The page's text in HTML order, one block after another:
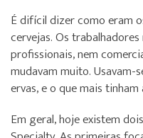
É difícil dizer como eram
cervejas. Os
profissionais, nem
mudavam muito. Usavam-
ervas, e o que mais tinham
Em geral, hoje existem